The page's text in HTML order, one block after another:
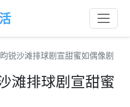
锐沙滩排球剧宣甜蜜如偶像剧
滩排球剧宣甜蜜